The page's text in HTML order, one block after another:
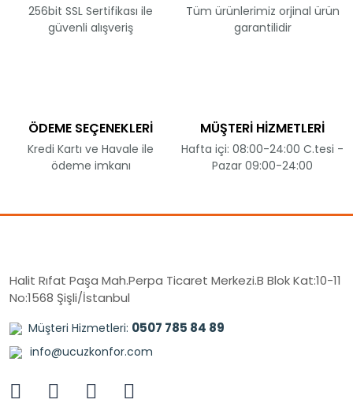
256bit SSL Sertifikası ile
güvenli alışveriş
Tüm ürünlerimiz orjinal ürün
garantilidir
ÖDEME SEÇENEKLERİ
Kredi Kartı ve Havale ile
ödeme imkanı
MÜŞTERİ HİZMETLERİ
Hafta içi: 08:00-24:00 C.tesi -
Pazar 09:00-24:00
Halit Rıfat Paşa Mah.Perpa Ticaret Merkezi.B Blok Kat:10-11
No:1568 Şişli/İstanbul
Müşteri Hizmetleri: 0507 785 84 89
info@ucuzkonfor.com